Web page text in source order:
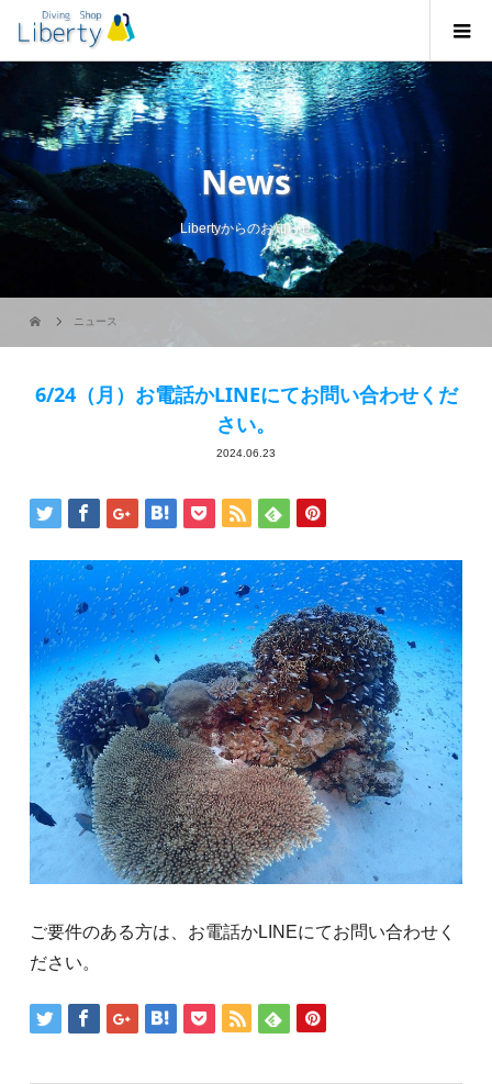
News
Libertyからのお知らせ
ニュース
6/24（月）お電話かLINEにてお問い合わせくだ
さい。
2024.06.23
ご要件のある方は、お電話かLINEにてお問い合わせく
ださい。